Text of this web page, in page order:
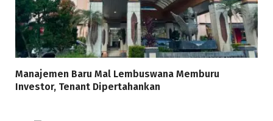
Manajemen Baru Mal Lembuswana Memburu
Investor, Tenant Dipertahankan